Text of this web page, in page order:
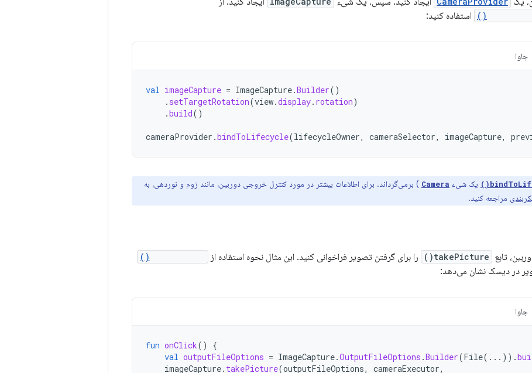
استفاده کنید:
جاوا
val imageCapture = ImageCapture.Builder()
. setTargetRotation(view.display. rotation)
.build()
cameraProvider .bindToLifecycle(lifecycleOwner, cameraSelector, imageCapture,
یک شیء Camera ) برمی‌گرداند. برای اطلاعات بیشتر در مورد کنترل خروجی دوربین، مانند زوم و نوردهی، به
مراجعه کنید.
تابع takePicture() را برای گرفتن تصویر فراخوانی کنید. این مثال نحوه استفاده از
در دیسک نشان می‌دهد:
جاوا
fun onClick()
{
val outputFileOptions = ImageCapture.OutputFileOptions .Builder(File(...)).
imageCapture. takePicture(outputFileOptions, cameraExecutor,